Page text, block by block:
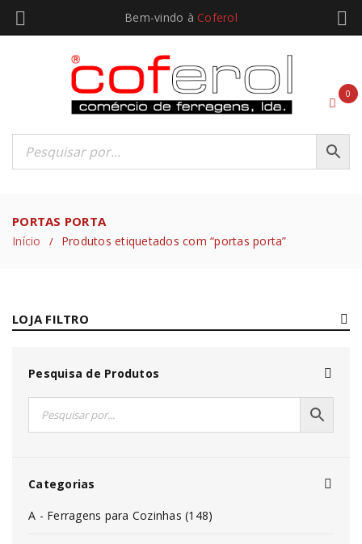
Bem-vindo à Coferol
0
PORTAS PORTA
Início / Produtos etiquetados com “portas porta”
LOJA FILTRO
Pesquisa de Produtos
Categorias
A - Ferragens para Cozinhas (148)